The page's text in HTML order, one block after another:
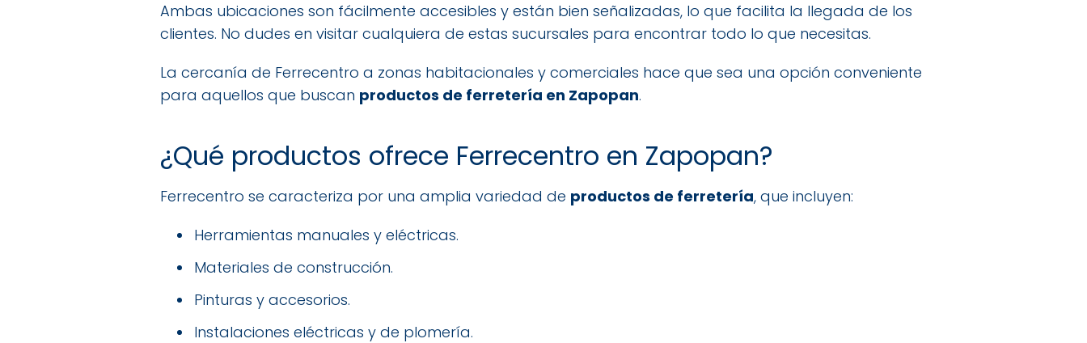
Ambas ubicaciones son fácilmente accesibles y están bien señalizadas, lo que facilita la llegada de los
clientes. No dudes en visitar cualquiera de estas sucursales para encontrar todo lo que necesitas.
La cercanía de Ferrecentro a zonas habitacionales y comerciales hace que sea una opción conveniente
para aquellos que buscan productos de ferretería en Zapopan.
¿Qué productos ofrece Ferrecentro en Zapopan?
Ferrecentro se caracteriza por una amplia variedad de productos de ferretería, que incluyen:
Herramientas manuales y eléctricas.
Materiales de construcción.
Pinturas y accesorios.
Instalaciones eléctricas y de plomería.